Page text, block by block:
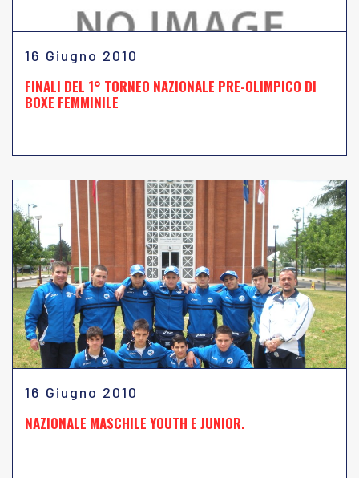
16 Giugno 2010
FINALI DEL 1° TORNEO NAZIONALE PRE-OLIMPICO DI
BOXE FEMMINILE
16 Giugno 2010
NAZIONALE MASCHILE YOUTH E JUNIOR.